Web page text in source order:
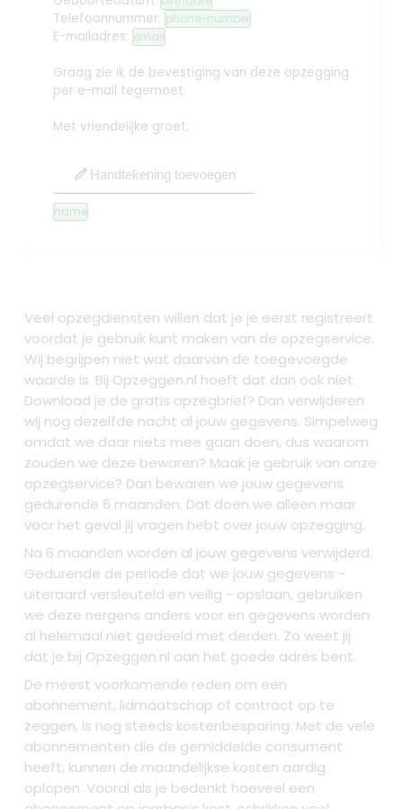
Telefoonnummer: phone-number
E-mailadres: email
Graag zie ik de bevestiging van deze opzegging
per e-mail tegemoet.
Met vriendelijke groet,
edit Handtekening toevoegen
name
Veel opzegdiensten willen dat je je eerst registreert
voordat je gebruik kunt maken van de opzegservice.
Wij begrijpen niet wat daarvan de toegevoegde
waarde is. Bij Opzeggen.nl hoeft dat dan ook niet.
Download je de gratis opzegbrief? Dan verwijderen
wij nog dezelfde nacht al jouw gegevens. Simpelweg
omdat we daar niets mee gaan doen, dus waarom
zouden we deze bewaren? Maak je gebruik van onze
opzegservice? Dan bewaren we jouw gegevens
gedurende 6 maanden. Dat doen we alleen maar
voor het geval jij vragen hebt over jouw opzegging.
Na 6 maanden worden al jouw gegevens verwijderd.
Gedurende de periode dat we jouw gegevens -
uiteraard versleuteld en veilig - opslaan, gebruiken
we deze nergens anders voor en gegevens worden
al helemaal niet gedeeld met derden. Zo weet jij
dat je bij Opzeggen.nl aan het goede adres bent.
De meest voorkomende reden om een
abonnement, lidmaatschap of contract op te
zeggen, is nog steeds kostenbesparing. Met de vele
abonnementen die de gemiddelde consument
heeft, kunnen de maandelijkse kosten aardig
oplopen. Vooral als je bedenkt hoeveel een